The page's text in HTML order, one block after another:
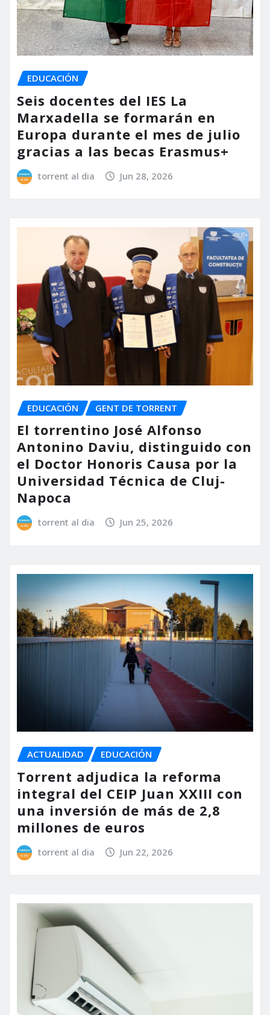
EDUCACIÓN
Seis docentes del IES La
Marxadella se formarán en
Europa durante el mes de julio
gracias a las becas Erasmus+
torrent al dia Jun 28, 2026
EDUCACIÓN GENT DE TORRENT
El torrentino José Alfonso
Antonino Daviu, distinguido con
el Doctor Honoris Causa por la
Universidad Técnica de Cluj-
Napoca
torrent al dia Jun 25, 2026
ACTUALIDAD EDUCACIÓN
Torrent adjudica la reforma
integral del CEIP Juan XXIII con
una inversión de más de 2,8
millones de euros
torrent al dia Jun 22, 2026